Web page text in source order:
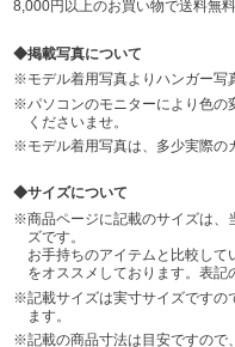
8,000円以上のお買い物で送料無
掲載写真について
モデル着用写真よりハンガー写
パソコンのモニターにより色
くださいませ。
モデル着用写真は、多少実際の
サイズについて
商品ページに記載のサイズは、
ズです。
お手持ちのアイテムと比較して
をオススメしております。表記
記載サイズは実寸サイズですの
ます。
記載の商品寸法は目安ですの